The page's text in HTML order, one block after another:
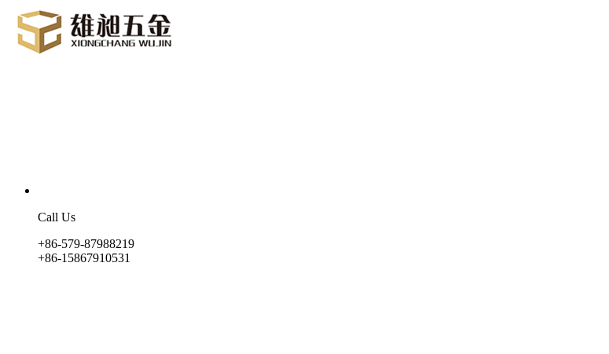
Call Us
+86-579-87988219
+86-15867910531